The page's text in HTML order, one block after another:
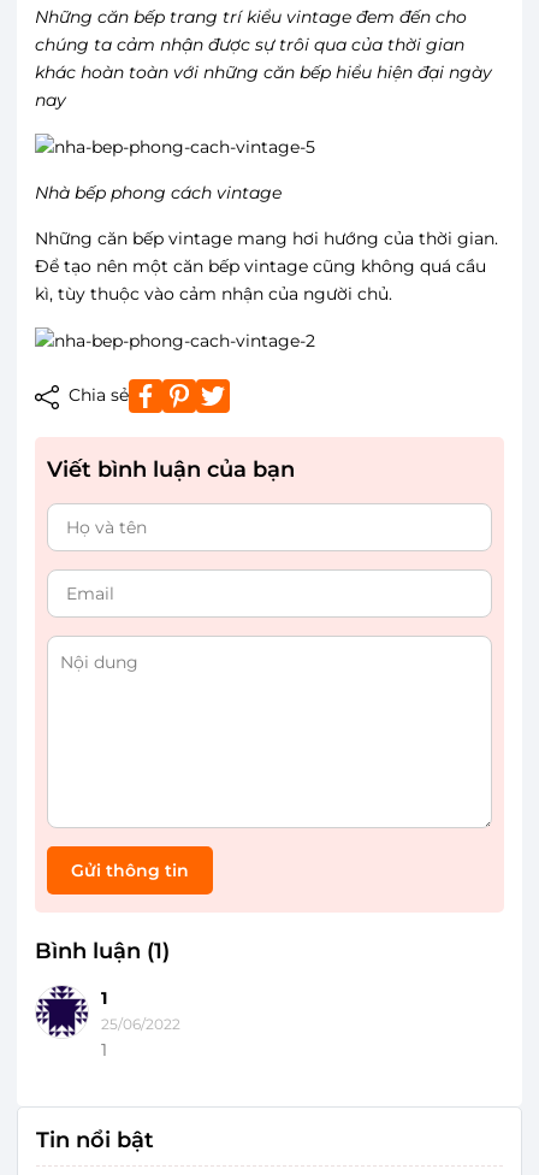
Những căn bếp trang trí kiểu vintage đem đến cho
chúng ta cảm nhận được sự trôi qua của thời gian
khác hoàn toàn với những căn bếp hiểu hiện đại ngày
nay
Nhà bếp phong cách vintage
Những căn bếp vintage mang hơi hướng của thời gian.
Để tạo nên một căn bếp vintage cũng không quá cầu
kì, tùy thuộc vào cảm nhận của người chủ.
Chia sẻ
Viết bình luận của bạn
Gửi thông tin
Bình luận (1)
1
25/06/2022
1
Tin nổi bật